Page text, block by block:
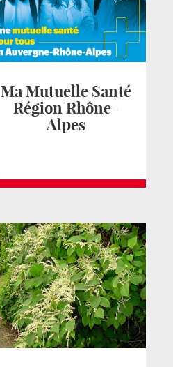
Ma Mutuelle Santé
Région Rhône-
Alpes